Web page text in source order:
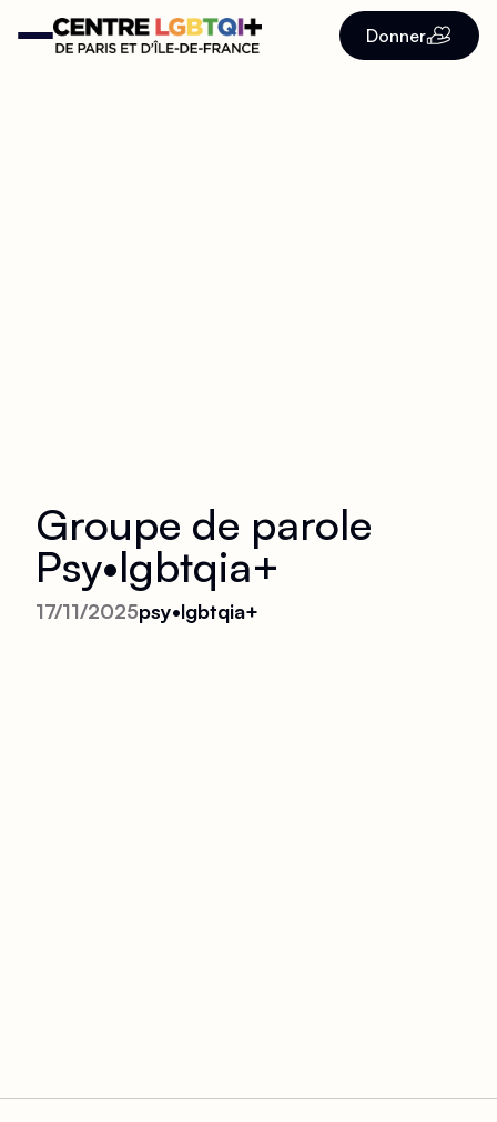
Donner
Groupe de parole
Psy•lgbtqia+
17/11/2025psy•lgbtqia+